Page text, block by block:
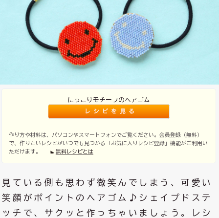
にっこりモチーフのヘアゴム
作り方や材料は、パソコンやスマートフォンでご覧ください。会員登録（無料）
で、作りたいレシピがいつでも見つかる「お気に入りレシピ登録」機能がご利用い
ただけます。
無料レシピとは
見ている側も思わず微笑んでしまう、可愛い
笑顔がポイントのヘアゴム♪シェイプドステ
ッチで、サクッと作っちゃいましょう。レシ